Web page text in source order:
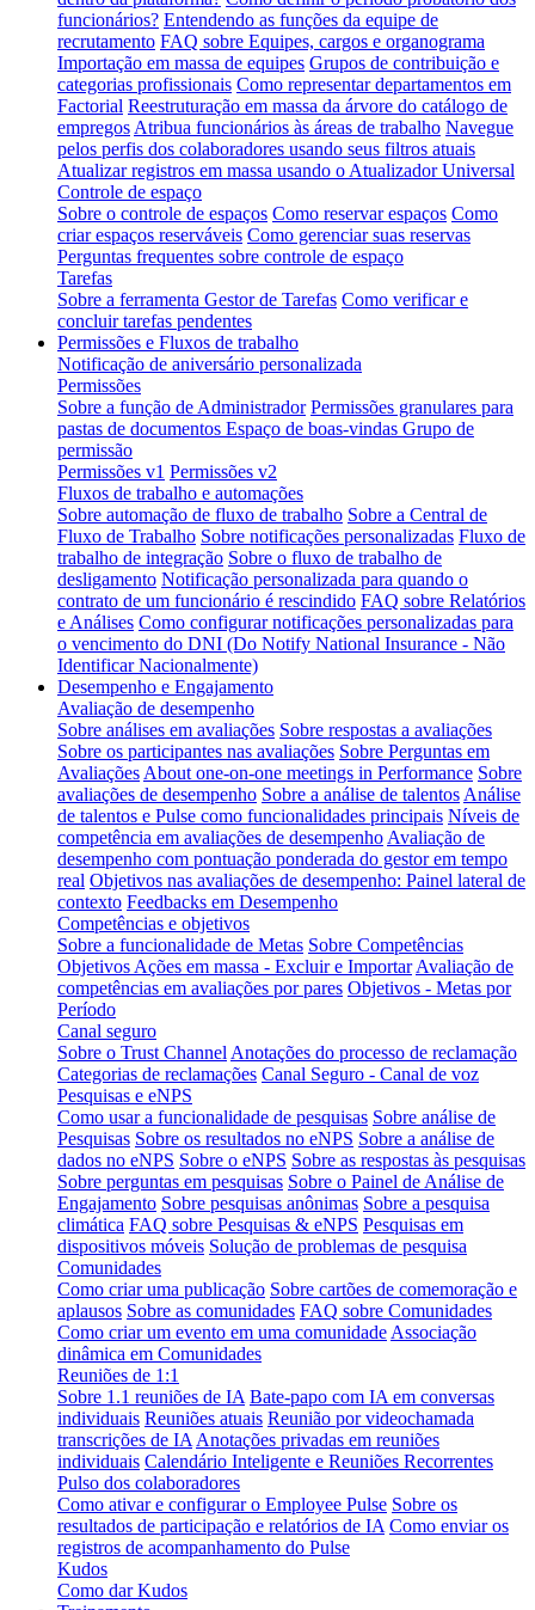
funcionários? Entendendo as funções da equipe de
recrutamento FAQ sobre Equipes, cargos e organograma
Importação em massa de equipes Grupos de contribuição e
categorias profissionais Como representar departamentos em
Factorial Reestruturação em massa da árvore do catálogo de
empregos Atribua funcionários às áreas de trabalho Navegue
pelos perfis dos colaboradores usando seus filtros atuais
Atualizar registros em massa usando o Atualizador Universal
Controle de espaço
Sobre o controle de espaços Como reservar espaços Como
criar espaços reserváveis Como gerenciar suas reservas
Perguntas frequentes sobre controle de espaço
Tarefas
Sobre a ferramenta Gestor de Tarefas Como verificar e
concluir tarefas pendentes
Permissões e Fluxos de trabalho
Notificação de aniversário personalizada
Permissões
Sobre a função de Administrador Permissões granulares para
pastas de documentos Espaço de boas-vindas Grupo de
permissão
Permissões v1 Permissões v2
Fluxos de trabalho e automações
Sobre automação de fluxo de trabalho Sobre a Central de
Fluxo de Trabalho Sobre notificações personalizadas Fluxo de
trabalho de integração Sobre o fluxo de trabalho de
desligamento Notificação personalizada para quando o
contrato de um funcionário é rescindido FAQ sobre Relatórios
e Análises Como configurar notificações personalizadas para
o vencimento do DNI (Do Notify National Insurance - Não
Identificar Nacionalmente)
Desempenho e Engajamento
Avaliação de desempenho
Sobre análises em avaliações Sobre respostas a avaliações
Sobre os participantes nas avaliações Sobre Perguntas em
Avaliações About one-on-one meetings in Performance Sobre
avaliações de desempenho Sobre a análise de talentos Análise
de talentos e Pulse como funcionalidades principais Níveis de
competência em avaliações de desempenho Avaliação de
desempenho com pontuação ponderada do gestor em tempo
real Objetivos nas avaliações de desempenho: Painel lateral de
contexto Feedbacks em Desempenho
Competências e objetivos
Sobre a funcionalidade de Metas Sobre Competências
Objetivos Ações em massa - Excluir e Importar Avaliação de
competências em avaliações por pares Objetivos - Metas por
Período
Canal seguro
Sobre o Trust Channel Anotações do processo de reclamação
Categorias de reclamações Canal Seguro - Canal de voz
Pesquisas e eNPS
Como usar a funcionalidade de pesquisas Sobre análise de
Pesquisas Sobre os resultados no eNPS Sobre a análise de
dados no eNPS Sobre o eNPS Sobre as respostas às pesquisas
Sobre perguntas em pesquisas Sobre o Painel de Análise de
Engajamento Sobre pesquisas anônimas Sobre a pesquisa
climática FAQ sobre Pesquisas & eNPS Pesquisas em
dispositivos móveis Solução de problemas de pesquisa
Comunidades
Como criar uma publicação Sobre cartões de comemoração e
aplausos Sobre as comunidades FAQ sobre Comunidades
Como criar um evento em uma comunidade Associação
dinâmica em Comunidades
Reuniões de 1:1
Sobre 1.1 reuniões de IA Bate-papo com IA em conversas
individuais Reuniões atuais Reunião por videochamada
transcrições de IA Anotações privadas em reuniões
individuais Calendário Inteligente e Reuniões Recorrentes
Pulso dos colaboradores
Como ativar e configurar o Employee Pulse Sobre os
resultados de participação e relatórios de IA Como enviar os
registros de acompanhamento do Pulse
Kudos
Como dar Kudos